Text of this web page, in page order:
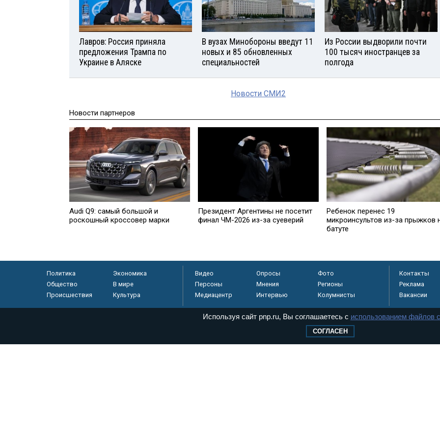
Лавров: Россия приняла
предложения Трампа по
Украине в Аляске
В вузах Минобороны введут 11
новых и 85 обновленных
специальностей
Из России выдворили почти
100 тысяч иностранцев за
полгода
Новости СМИ2
Новости партнеров
Audi Q9: самый большой и
роскошный кроссовер марки
Президент Аргентины не посетит
финал ЧМ-2026 из-за суеверий
Ребенок перенес 19
микроинсультов из-за прыжков
батуте
Политика
Экономика
Общество
В мире
Происшествия
Культура
Видео Опросы
Фото
Персоны
Мнения
Регионы
Медиацентр
Интервью Колумнисты
Контакты
Реклама
Вакансии
Федеральной службе по надзору в сфере связи, информационных технологий и
Используя сайт pnp.ru, Вы соглашаетесь с использованием файлов
СОГЛАСЕН